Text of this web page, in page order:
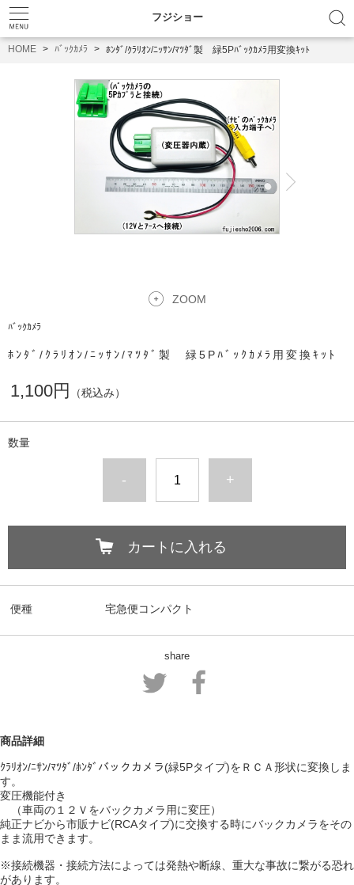
フジショー
HOME ﾊﾞｯｸｶﾒﾗ ﾎﾝﾀﾞ/ｸﾗﾘｵﾝ/ﾆｯｻﾝ/ﾏﾂﾀﾞ製 緑5Pﾊﾞｯｸｶﾒﾗ用変換ｷｯﾄ
ZOOM
ﾊﾞｯｸｶﾒﾗ
ﾎﾝﾀﾞ/ｸﾗﾘｵﾝ/ﾆｯｻﾝ/ﾏﾂﾀﾞ製 緑5Pﾊﾞｯｸｶﾒﾗ用変換ｷｯﾄ
1,100円 （税込み）
数量
- +
カートに入れる
便種 宅急便コンパクト
share
商品詳細
ｸﾗﾘｵﾝ/ﾆｻﾝ/ﾏﾂﾀﾞ/ﾎﾝﾀﾞバックカメラ(緑5Pタイプ)をＲＣＡ形状に変換しま
す。
変圧機能付き
（車両の１２Ｖをバックカメラ用に変圧）
純正ナビから市販ナビ(RCAタイプ)に交換する時にバックカメラをその
まま流用できます。
※接続機器・接続方法によっては発熱や断線、重大な事故に繋がる恐れ
があります。